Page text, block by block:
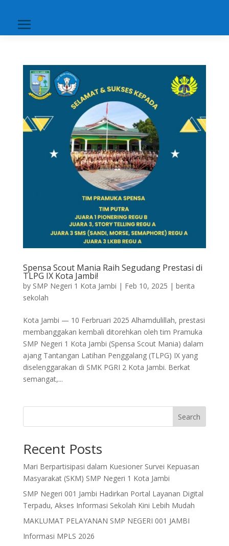
Spensa Scout Mania Raih Segudang Prestasi di
TLPG IX Kota Jambi!
by SMP Negeri 1 Kota Jambi | Feb 10, 2025 | berita
sekolah
Kota Jambi — 10 Ferbruari 2025 Alhamdulillah, prestasi
membanggakan kembali ditorehkan oleh tim Pramuka
SMP Negeri 1 Kota Jambi (Spensa Scout Mania) dalam
ajang Tantangan Latihan Penggalang (TLPG) IX yang
diselenggarakan di SMK PGRI 2 Kota Jambi. Berkat
semangat,...
Search
Recent Posts
Mari Berpartisipasi dalam Kuesioner Survei Kepuasan
Masyarakat (SKM) SMP Negeri 1 Kota Jambi
SMP Negeri 001 Jambi Hadirkan Portal Layanan Digital
Terpadu, Akses Informasi Sekolah Kini Lebih Mudah
MAKLUMAT PELAYANAN SMP NEGERI 001 JAMBI
Informasi MPLS 2026